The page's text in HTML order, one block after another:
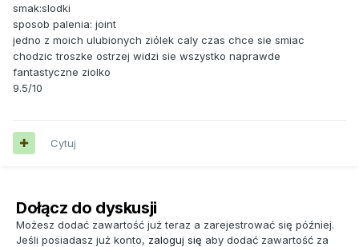
smak:slodki
sposob palenia: joint
jedno z moich ulubionych ziólek caly czas chce sie smiac
chodzic troszke ostrzej widzi sie wszystko naprawde
fantastyczne ziolko
9.5/10
Cytuj
Dołącz do dyskusji
Możesz dodać zawartość już teraz a zarejestrować się później.
Jeśli posiadasz już konto, zaloguj się aby dodać zawartość za